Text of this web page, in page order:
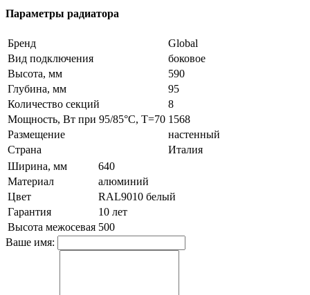
Параметры радиатора
Бренд
Global
Вид подключения
боковое
Высота, мм
590
Глубина, мм
95
Количество секций
8
Мощность, Вт при 95/85°С, Т=70 1568
Размещение
настенный
Страна
Италия
Ширина, мм
640
Материал
алюминий
Цвет
RAL9010 белый
Гарантия
10 лет
Высота межосевая 500
Ваше имя: